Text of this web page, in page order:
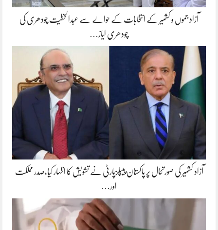
آزاد جموں و کشمیر کے انتخابات کے حوالے سے عبدالخطیت چودھری کی
چودھری ایاز…
آزاد کشمیر کی صورتحال پر پاکستان پیپلزپارٹی نے تشویش کا اظہار کیا،صدر مملکت
اور…